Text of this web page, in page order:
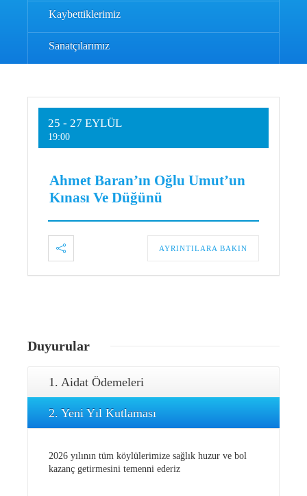
Kaybettiklerimiz
Sanatçılarımız
25 - 27 EYLÜL
19:00
Ahmet Baran’ın Oğlu Umut’un
Kınası Ve Düğünü
AYRINTILARA BAKIN
Duyurular
1. Aidat Ödemeleri
2. Yeni Yıl Kutlaması
2026 yılının tüm köylülerimize sağlık huzur ve bol
kazanç getirmesini temenni ederiz